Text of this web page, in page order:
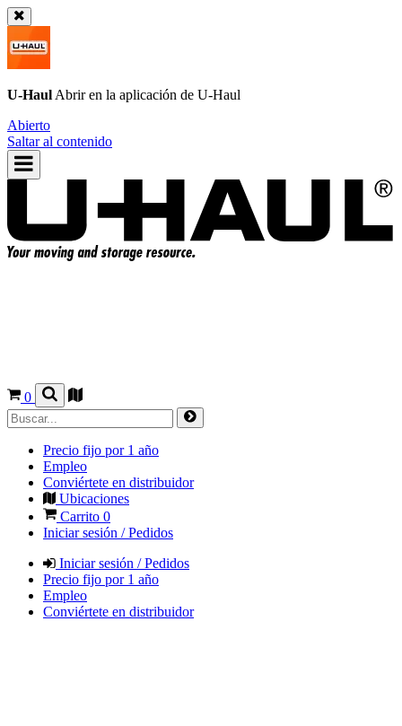
U-Haul Abrir en la aplicación de U-Haul
Abierto
Saltar al contenido
0
Precio fijo por 1 año
Empleo
Conviértete en distribuidor
Ubicaciones
Carrito 0
Iniciar sesión / Pedidos
Iniciar sesión / Pedidos
Precio fijo por 1 año
Empleo
Conviértete en distribuidor